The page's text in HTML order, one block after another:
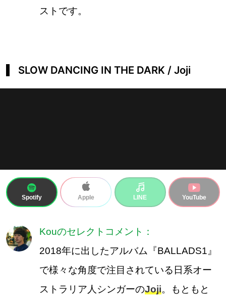
ストです。
SLOW DANCING IN THE DARK / Joji
Spotify Apple LINE YouTube
Kouのセレクトコメント：
2018年に出したアルバム『BALLADS1』
で様々な角度で注目されている日系オー
ストラリア人シンガーのJoji。もともと